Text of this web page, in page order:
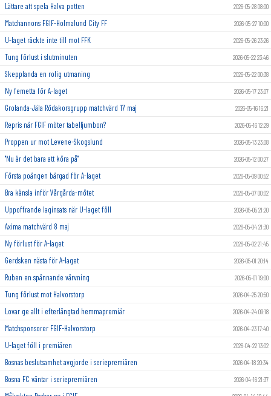
Lättare att spela Halva potten 2026-05-28 08:00
Matchannons FGIF-Holmalund City FF 2026-05-27 10:00
U-laget räckte inte till mot FFK 2026-05-26 23:26
Tung förlust i slutminuten 2026-05-22 23:46
Skepplanda en rolig utmaning 2026-05-22 00:38
Ny femetta för A-laget 2026-05-17 23:07
Grolanda-Jäla Rödakorsgrupp matchvärd 17 maj 2026-05-16 16:21
Repris när FGIF möter tabelljumbon? 2026-05-16 12:29
Proppen ur mot Levene-Skogslund 2026-05-13 23:08
"Nu är det bara att köra på" 2026-05-12 00:27
Första poängen bärgad för A-laget 2026-05-09 00:52
Bra känsla inför Vårgårda-mötet 2026-05-07 00:02
Uppoffrande laginsats när U-laget föll 2026-05-05 21:20
Axima matchvärd 8 maj 2026-05-04 21:30
Ny förlust för A-laget 2026-05-02 21:45
Gerdsken nästa för A-laget 2026-05-01 20:14
Ruben en spännande värvning 2026-05-01 19:00
Tung förlust mot Halvorstorp 2026-04-25 20:50
Lovar ge allt i efterlängtad hemmapremiär 2026-04-24 09:18
Matchsponsorer FGIF-Halvorstorp 2026-04-23 17:40
U-laget föll i premiären 2026-04-22 13:02
Bosnas beslutsamhet avgjorde i seriepremiären 2026-04-18 20:34
Bosna FC väntar i seriepremiären 2026-04-16 21:37